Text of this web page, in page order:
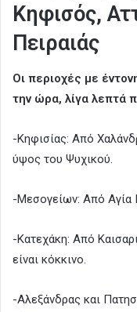
Κηφισός,
Πειραιάς
Οι περιοχές με
την ώρα, λίγα λεπτά
-Κηφισίας: Από
ύψος του Ψυχικού.
-Μεσογείων: Από Αγία
-Κατεχάκη: Από
είναι κόκκινο.
-Αλεξάνδρας και